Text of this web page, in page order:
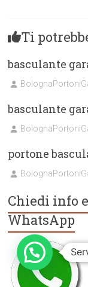
Ti
basculante
basculante
portone
Chiedi info
WhatsApp